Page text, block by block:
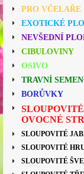
PRO VČELAŘE
EXOTICKÉ
NEVŠEDNÍ
CIBULOVINY
OSIVO
TRAVNÍ
BORŮVKY
SLOUPOVITÉ
OVOCNÉ
SLOUPOVITÉ
SLOUPOVITÉ
SLOUPOVITÉ